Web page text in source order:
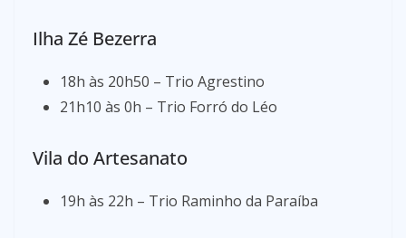
Ilha Zé Bezerra
18h às 20h50 – Trio Agrestino
21h10 às 0h – Trio Forró do Léo
Vila do Artesanato
19h às 22h – Trio Raminho da Paraíba